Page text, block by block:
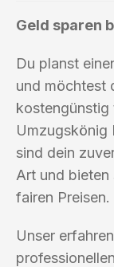
Geld sparen
Du planst
und möchtest
kostengünstig
Umzugskönig
sind dein
Art und bieten
fairen Preisen.
Unser